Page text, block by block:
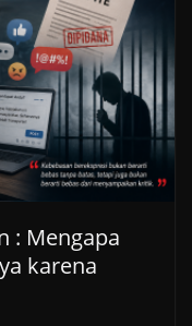
: Mengapa
karena